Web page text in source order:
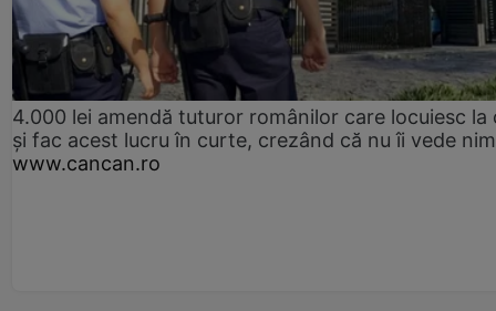
4.000 lei amendă tuturor românilor care locuiesc la
și fac acest lucru în curte, crezând că nu îi vede
www.cancan.ro